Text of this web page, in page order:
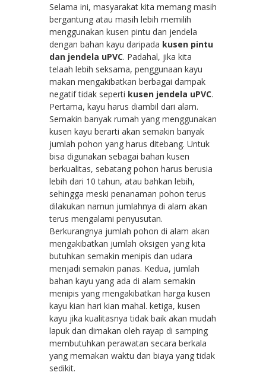
Selama ini, masyarakat kita memang masih
bergantung atau masih lebih memilih
menggunakan kusen pintu dan jendela
dengan bahan kayu daripada kusen pintu
dan jendela uPVC. Padahal, jika kita
telaah lebih seksama, penggunaan kayu
makan mengakibatkan berbagai dampak
negatif tidak seperti kusen jendela uPVC.
Pertama, kayu harus diambil dari alam.
Semakin banyak rumah yang menggunakan
kusen kayu berarti akan semakin banyak
jumlah pohon yang harus ditebang. Untuk
bisa digunakan sebagai bahan kusen
berkualitas, sebatang pohon harus berusia
lebih dari 10 tahun, atau bahkan lebih,
sehingga meski penanaman pohon terus
dilakukan namun jumlahnya di alam akan
terus mengalami penyusutan.
Berkurangnya jumlah pohon di alam akan
mengakibatkan jumlah oksigen yang kita
butuhkan semakin menipis dan udara
menjadi semakin panas. Kedua, jumlah
bahan kayu yang ada di alam semakin
menipis yang mengakibatkan harga kusen
kayu kian hari kian mahal. ketiga, kusen
kayu jika kualitasnya tidak baik akan mudah
lapuk dan dimakan oleh rayap di samping
membutuhkan perawatan secara berkala
yang memakan waktu dan biaya yang tidak
sedikit.